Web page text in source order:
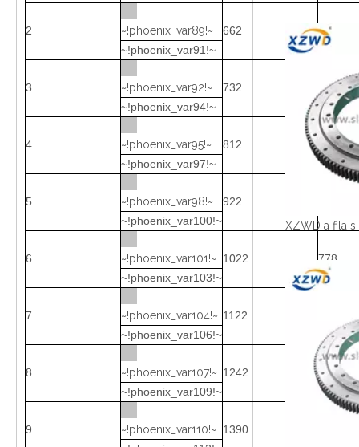
2 ~!phoenix_var89!~ 662
458
~!phoenix_var91!~
3 ~!phoenix_var92!~ 732
528
~!phoenix_var94!~
4 ~!phoenix_var95!~ 812
608
~!phoenix_var97!~
5 ~!phoenix_var98!~ 922
~!phoenix_var100!~
6 ~!phoenix_var101!~ 1022
778
~!phoenix_var103!~
7 ~!phoenix_var104!~ 1122
~!phoenix_var106!~
8 ~!phoenix_var107!~ 1242
998
~!phoenix_var109!~
9 ~!phoenix_var110!~ 1390